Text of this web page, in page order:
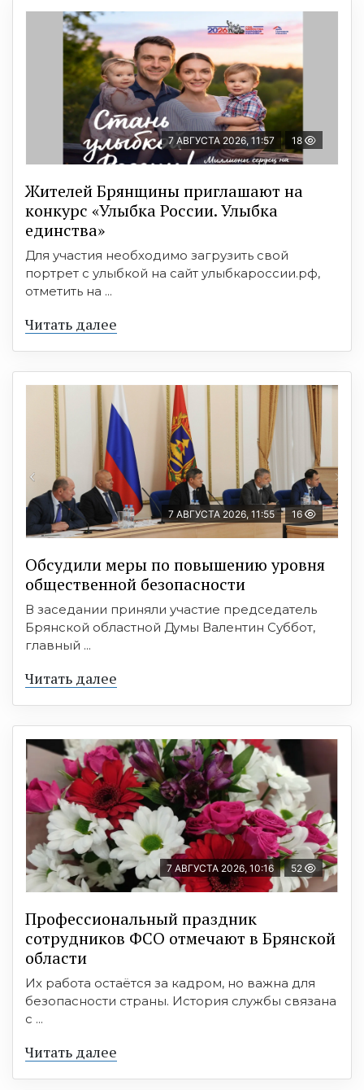
7 АВГУСТА 2026, 11:57 18
Жителей Брянщины приглашают на
конкурс «Улыбка России. Улыбка
единства»
Для участия необходимо загрузить свой
портрет с улыбкой на сайт улыбкароссии.рф,
отметить на ...
Читать далее
7 АВГУСТА 2026, 11:55 16
Обсудили меры по повышению уровня
общественной безопасности
В заседании приняли участие председатель
Брянской областной Думы Валентин Суббот,
главный ...
Читать далее
7 АВГУСТА 2026, 10:16 52
Профессиональный праздник
сотрудников ФСО отмечают в Брянской
области
Их работа остаётся за кадром, но важна для
безопасности страны. История службы связана
с ...
Читать далее